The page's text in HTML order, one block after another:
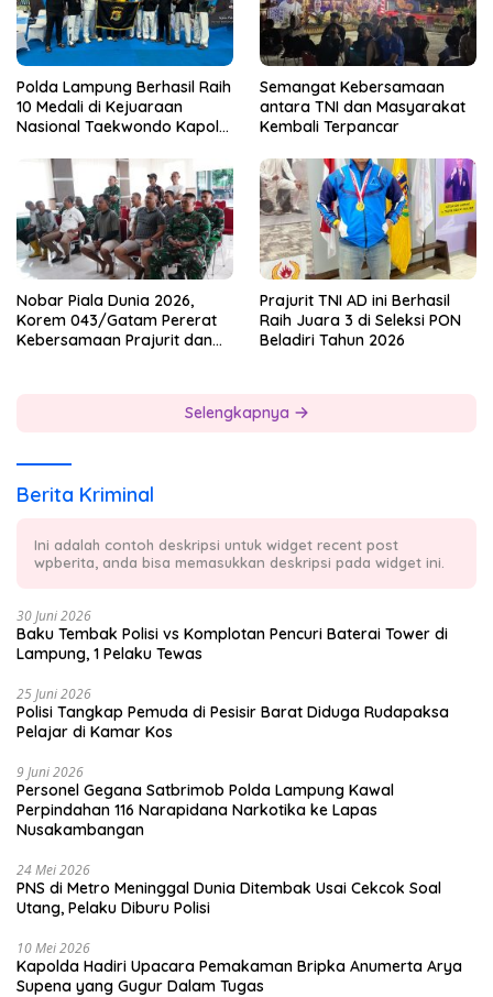
Polda Lampung Berhasil Raih
10 Medali di Kejuaraan
Nasional Taekwondo Kapolri
Semangat Kebersamaan
antara TNI dan Masyarakat
Kembali Terpancar
Nobar Piala Dunia 2026,
Korem 043/Gatam Pererat
Kebersamaan Prajurit dan
Prajurit TNI AD ini Berhasil
Raih Juara 3 di Seleksi PON
Beladiri Tahun 2026
Selengkapnya
Berita Kriminal
Ini adalah contoh deskripsi untuk widget recent post
wpberita, anda bisa memasukkan deskripsi pada widget ini.
30 Juni 2026
Baku Tembak Polisi vs Komplotan Pencuri Baterai Tower di
Lampung, 1 Pelaku Tewas
25 Juni 2026
Polisi Tangkap Pemuda di Pesisir Barat Diduga Rudapaksa
Pelajar di Kamar Kos
9 Juni 2026
Personel Gegana Satbrimob Polda Lampung Kawal
Perpindahan 116 Narapidana Narkotika ke Lapas
Nusakambangan
24 Mei 2026
PNS di Metro Meninggal Dunia Ditembak Usai Cekcok Soal
Utang, Pelaku Diburu Polisi
10 Mei 2026
Kapolda Hadiri Upacara Pemakaman Bripka Anumerta Arya
Supena yang Gugur Dalam Tugas